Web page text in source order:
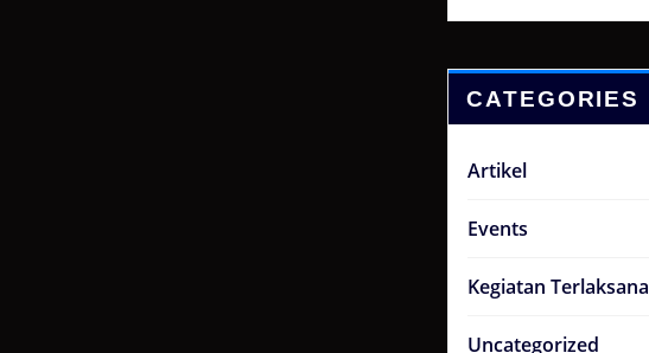
CATEGORIES
Artikel
Events
Kegiatan Terlaksana
Uncategorized